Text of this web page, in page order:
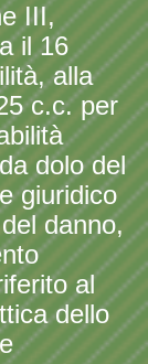
III,
il 16
alla
c.c. per
dolo del
giuridico
danno,
al
dello